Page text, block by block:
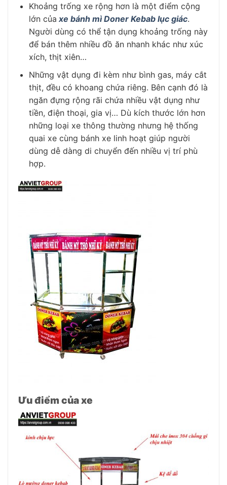
Khoảng trống xe rộng hơn là một điểm cộng
lớn của xe bánh mì Doner Kebab lục giác.
Người dùng có thể tận dụng khoảng trống này
để bán thêm nhiều đồ ăn nhanh khác như xúc
xích, thịt xiên…
Những vật dụng đi kèm như bình gas, máy cắt
thịt, đều có khoang chứa riêng. Bên cạnh đó là
ngăn đựng rộng rãi chứa nhiều vật dụng như
tiền, điện thoại, gia vị… Dù kích thước lớn hơn
những loại xe thông thường nhưng hệ thống
quai xe cùng bánh xe linh hoạt giúp người
dùng dễ dàng di chuyển đến nhiều vị trí phù
hợp.
Ưu điểm của xe